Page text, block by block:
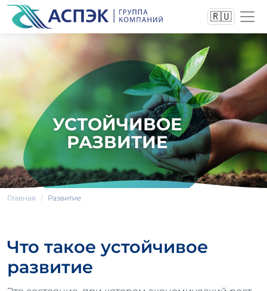
🇷🇺
УСТОЙЧИВОЕ
РАЗВИТИЕ
Главная Развитие
Что такое устойчивое
развитие